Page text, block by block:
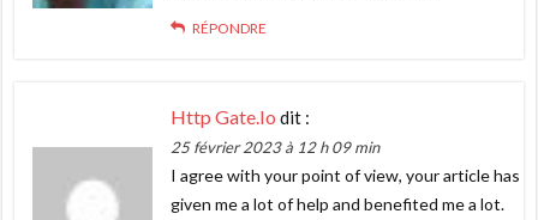
RÉPONDRE
Http Gate.io dit :
25 février 2023 à 12 h 09 min
I agree with your point of view, your article has
given me a lot of help and benefited me a lot.